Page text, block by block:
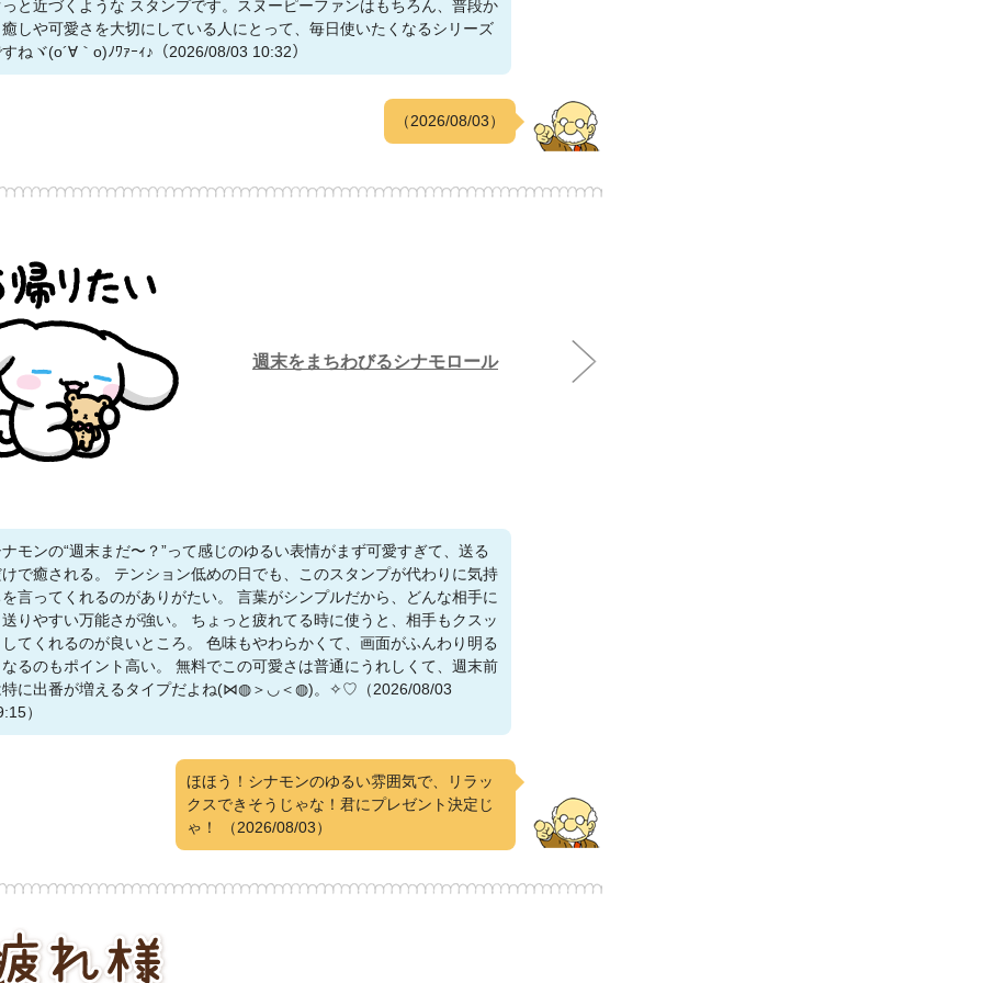
と近づくような スタンプです。スヌーピーファンはもちろん、普段か
しや可愛さを大切にしている人にとって、毎日使いたくなるシリーズ
ねヾ(o´∀｀o)ﾉﾜｧｰｨ♪（2026/08/03 10:32）
（2026/08/03）
週末をまちわびるシナモロール
モンの“週末まだ〜？”って感じのゆるい表情がまず可愛すぎて、送る
で癒される。 テンション低めの日でも、このスタンプが代わりに気持
言ってくれるのがありがたい。 言葉がシンプルだから、どんな相手に
りやすい万能さが強い。 ちょっと疲れてる時に使うと、相手もクスッ
てくれるのが良いところ。 色味もやわらかくて、画面がふんわり明る
るのもポイント高い。 無料でこの可愛さは普通にうれしくて、週末前
特に出番が増えるタイプだよね(⋈◍＞◡＜◍)。✧♡（2026/08/03
）
ほほう！シナモンのゆるい雰囲気で、リラッ
クスできそうじゃな！君にプレゼント決定じ
ゃ！
（2026/08/03）